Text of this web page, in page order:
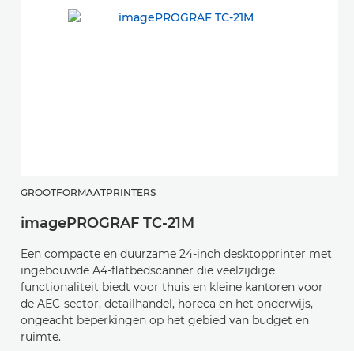
GROOTFORMAATPRINTERS
imagePROGRAF TC-21M
Een compacte en duurzame 24-inch desktopprinter met
ingebouwde A4-flatbedscanner die veelzijdige
functionaliteit biedt voor thuis en kleine kantoren voor
de AEC-sector, detailhandel, horeca en het onderwijs,
ongeacht beperkingen op het gebied van budget en
ruimte.